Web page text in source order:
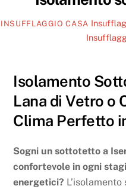
INSUFFLAGGIO CASA
Isolamento
Lana di Vetro o
Clima Perfetto
Sogni un sottotetto a
confortevole in ogni
energetici?